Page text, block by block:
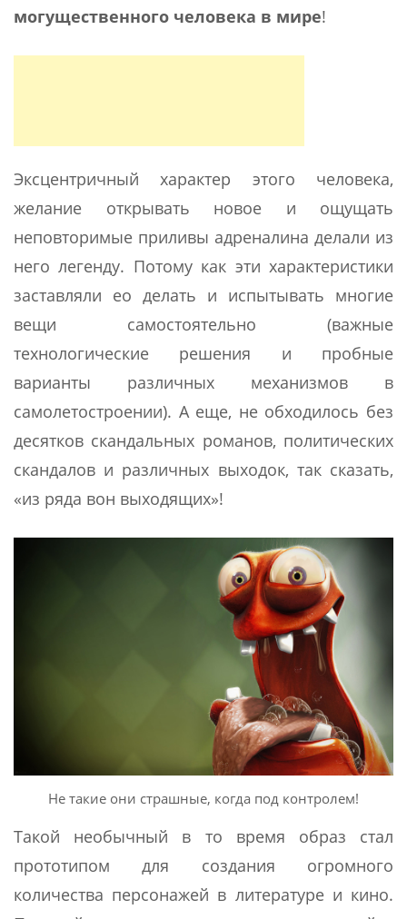
могущественного человека в мире!
Эксцентричный характер этого человека,
желание открывать новое и ощущать
неповторимые приливы адреналина делали из
него легенду. Потому как эти характеристики
заставляли ео делать и испытывать многие
вещи самостоятельно (важные
технологические решения и пробные
варианты различных механизмов в
самолетостроении). А еще, не обходилось без
десятков скандальных романов, политических
скандалов и различных выходок, так сказать,
«из ряда вон выходящих»!
Не такие они страшные, когда под контролем!
Такой необычный в то время образ стал
прототипом для создания огромного
количества персонажей в литературе и кино.